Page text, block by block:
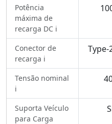
Potência
máxima de
recarga DC ℹ️
Conector de
recarga ℹ️
Type-
Tensão nominal
ℹ️
Suporta Veículo
para Carga